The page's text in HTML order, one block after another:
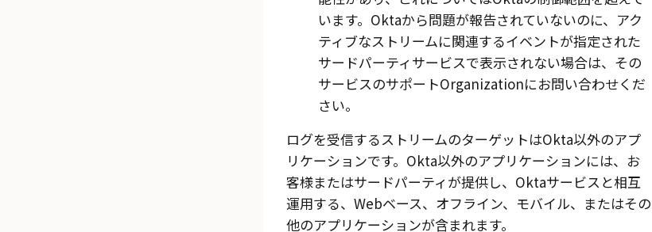
います。 Oktaから問題が報告されていないのに、アク
ティブなストリームに関連するイベントが指定された
サードパーティサービスで表示されない場合は、その
サービスのサポートOrganizationにお問い合わせくだ
さい。
ログを受信するストリームのターゲットはOkta以外のアプ
リケーションです。 Okta以外のアプリケーションには、お
客様またはサードパーティが提供し、 Oktaサービスと相互
運用する、Webベース、オフライン、モバイル、またはその
他のアプリケーションが含まれます。